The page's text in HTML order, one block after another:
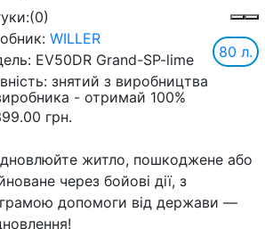
(0)
80 л.
WILLER
EV50DR Grand-SP-lime
знятий з виробництва
грн.